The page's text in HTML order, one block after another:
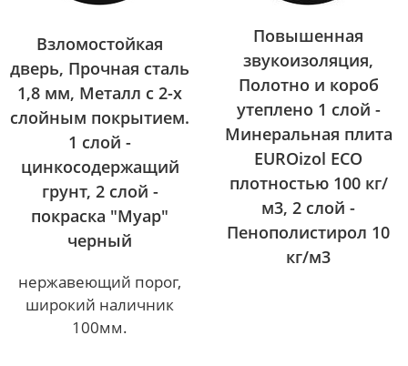
Взломостойкая
дверь, Прочная сталь
1,8 мм, Металл с 2-х
слойным покрытием.
1 слой -
цинкосодержащий
грунт, 2 слой -
покраска "Муар"
черный
нержавеющий порог,
широкий наличник
100мм.
Повышенная
звукоизоляция,
Полотно и короб
утеплено 1 слой -
Минеральная плита
EUROizol ECO
плотностью 100 кг/
м3, 2 слой -
Пенополистирол 10
кг/м3